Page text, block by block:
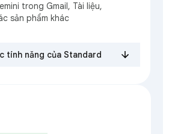
trong Gmail, Tài liệu,
sản phẩm khác
tính năng của Standard